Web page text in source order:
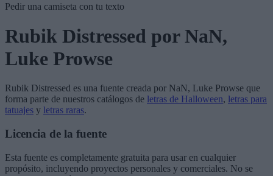
Pedir una camiseta con tu texto
Rubik Distressed por NaN,
Luke Prowse
Rubik Distressed es una fuente creada por NaN, Luke Prowse que
forma parte de nuestros catálogos de letras de Halloween, letras para
tatuajes y letras raras.
Licencia de la fuente
Esta fuente es completamente gratuita para usar en cualquier
propósito, incluyendo proyectos personales y comerciales. No se